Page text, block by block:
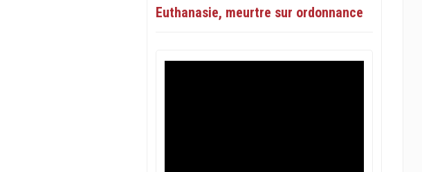
Euthanasie, meurtre sur ordonnance